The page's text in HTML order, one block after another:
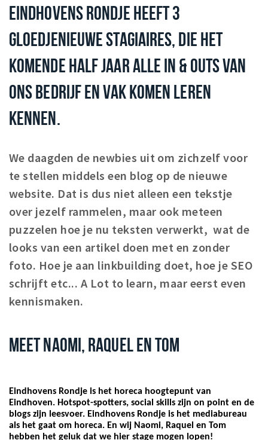
Winkels
Werken
Ook reclame maken?
EINDHOVENS RONDJE HEEFT 3
GLOEDJENIEUWE STAGIAIRES, DIE HET
KOMENDE HALF JAAR ALLE IN & OUTS VAN
ONS BEDRIJF EN VAK KOMEN LEREN
KENNEN.
We daagden de newbies uit om zichzelf voor
te stellen middels een blog op de nieuwe
website. Dat is dus niet alleen een tekstje
over jezelf rammelen, maar ook meteen
puzzelen hoe je nu teksten verwerkt, wat de
looks van een artikel doen met en zonder
foto. Hoe je aan linkbuilding doet, hoe je SEO
schrijft etc... A Lot to learn, maar eerst even
kennismaken.
MEET NAOMI, RAQUEL EN TOM
Eindhovens Rondje is het horeca hoogtepunt van
Eindhoven. Hotspot-spotters, social skills zijn on point en de
blogs zijn leesvoer. Eindhovens Rondje is het mediabureau
als het gaat om horeca. En wij Naomi, Raquel en Tom
hebben het geluk dat we hier stage mogen lopen!